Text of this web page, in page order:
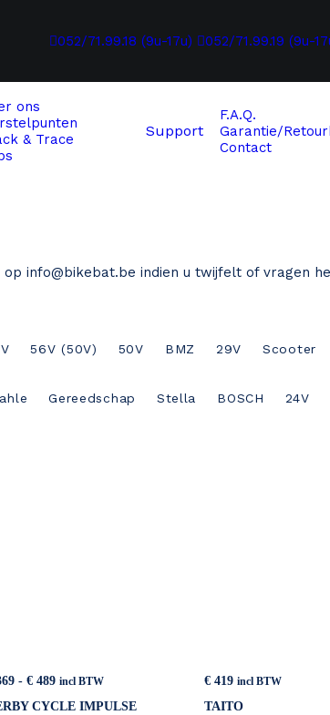
052/71.99.18 (9u-17u) 052/71.99.19 (9u-
ons
& Trace
Support
F.A.Q.
Garantie/
Contact
op info@bikebat.be indien u twijfelt of vragen
56V (50V) 50V BMZ 29V Scooter
Gereedschap Stella BOSCH 24V
- €489Prijsklasse:
tot
incl BTW
CYCLE IMPULSE
€ 419 incl BTW
TAITO